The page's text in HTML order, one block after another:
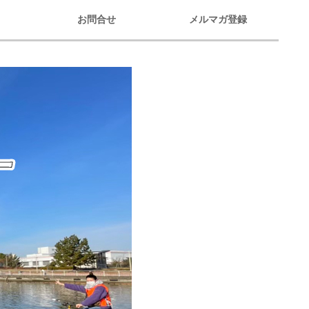
お問合せ メルマガ登録